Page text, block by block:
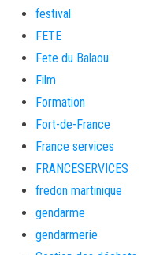
festival
FETE
Fete du Balaou
Film
Formation
Fort-de-France
France services
FRANCESERVICES
fredon martinique
gendarme
gendarmerie